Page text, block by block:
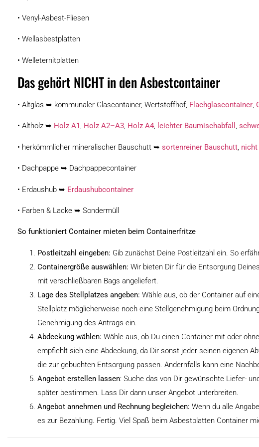
• Venyl-Asbest-Fliesen
• Wellasbestplatten
• Welleternitplatten
Das gehört NICHT in den Asbestcontainer
• Altglas ➥ kommunaler Glascontainer, Wertstoffhof, Flachglascontainer,
• Altholz ➥ Holz A1 , Holz A2–A3, Holz A4, leichter Baumischabfall ,
• herkömmlicher mineralischer Bauschutt ➥ sortenreiner Bauschutt,
• Dachpappe ➥ Dachpappecontainer
• Erdaushub ➥ Erdaushubcontainer
• Farben & Lacke ➥ Sondermüll
So funktioniert Container mieten beim Containerfritze
Postleitzahl eingeben: Gib zunächst Deine Postleitzahl ein. So
Containergröße auswählen: Wir bieten Dir für die Entsorgung
mit verschließbaren Bags angeliefert.
Lage des Stellplatzes angeben: Wähle aus, ob der Container auf
Stellplatz möglicherweise noch eine Stellgenehmigung beim
Genehmigung des Antrags ein.
Abdeckung wählen: Wähle aus, ob Du einen Container mit oder
empfiehlt sich eine Abdeckung, da Dir sonst jeder seinen eigenen
die zur gebuchten Entsorgung passen. Andernfalls kann eine
Angebot erstellen lassen: Suche das von Dir gewünschte Liefer-
später bestimmen. Lass Dir dann unser Angebot unterbreiten.
Angebot annehmen und Rechnung begleichen: Wenn du alle
es zur Bezahlung. Fertig. Viel Spaß beim Asbestplatten Container